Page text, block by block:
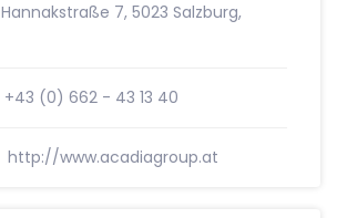
Hannakstraße 7, 5023 Salzburg,
+43 (0) 662 - 43 13 40
http://www.acadiagroup.at